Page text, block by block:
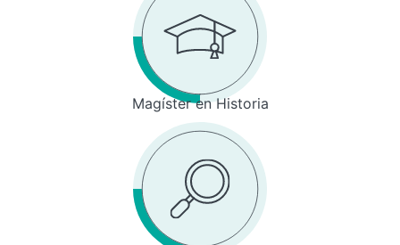
Magíster en Historia